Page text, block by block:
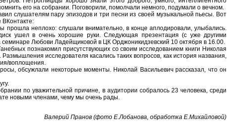
его на собрании. Поговорили, помолчали немного, подумали о вечном.
слушателям пару эпизодов и три песни из своей музыкальной пьесы. Вот
ВКонтакте:
прошла неплохо: слушали внимательно, в конце аплодировали, улыбались.
ушел в очень хорошие руки. Следующая презентация (с уже другими
Любови Ладейщиковой в ЦК Орджоникидзевский 10 октября в 16.00.
познакомил присутствующих со своим исследованием книги Николая
исследователя касались таких вопросов, как история названия,
воплощения.
обсужлали некоторые моменты. Николай Васильевич рассказал, что он
по уважительной причине, в аудитории собралось 23 человека, среди
новыми членами, чему мы очень рады.
Валерий Пранов (фото Е.Лобанова, обработка Е.Михайловой)